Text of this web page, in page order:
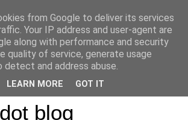
Atletica Sandro
blog
from Google to deliver its services
Your IP address and user-agent are
along with performance and security
quality of service, generate usage
and address abuse.
LEARN MORE GOT IT